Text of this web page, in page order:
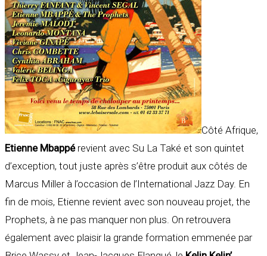
Côté Afrique,
Etienne Mbappérevient avec Su La Také et son quintet
d’exception, tout juste après s’être produit aux côtés de
Marcus Miller à l’occasion de l’International Jazz Day. En
fin de mois, Etienne revient avec son nouveau projet, the
Prophets, à ne pas manquer non plus. On retrouvera
également avec plaisir la grande formation emmenée par